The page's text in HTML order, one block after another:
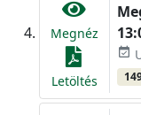
Megnéz
Letöltés
event_available